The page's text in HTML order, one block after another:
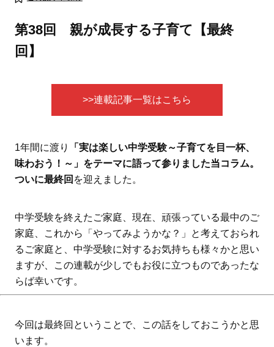
ママとパパに贈る「ジェンダーレ
ス学」
人気の40代髪型・ヘ
タログ
第38回 親が成長する子育て【最終
回】
>>連載記事一覧はこちら
1年間に渡り
「実は楽しい中学受験～子育てを目一杯、
味わおう！～」をテーマに語って参りました当コラム。
ついに最終回 を迎えました。
中学受験を終えたご家庭、現在、頑張っている最中のご
家庭、これから「やってみようかな？」と考えておられ
るご家庭と、中学受験に対するお気持ちも様々かと思い
ますが、この連載が少しでもお役に立つものであったな
らば幸いです。
今回は最終回ということで、この話をしておこうかと思
います。